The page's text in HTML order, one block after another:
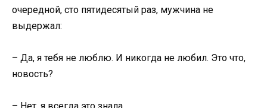
очередной, сто пятидесятый раз, мужчина не
выдержал:
– Да, я тебя не люблю. И никогда не любил. Это что,
новость?